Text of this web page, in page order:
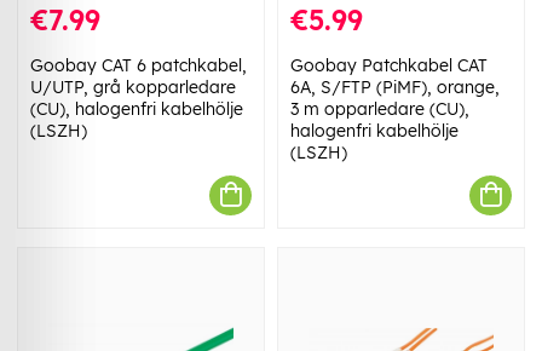
€7.99
Goobay CAT 6 patchkabel,
U/UTP, grå kopparledare
(CU), halogenfri kabelhölje
(LSZH)
€5.99
Goobay Patchkabel CAT
6A, S/FTP (PiMF), orange,
3 m opparledare (CU),
halogenfri kabelhölje
(LSZH)